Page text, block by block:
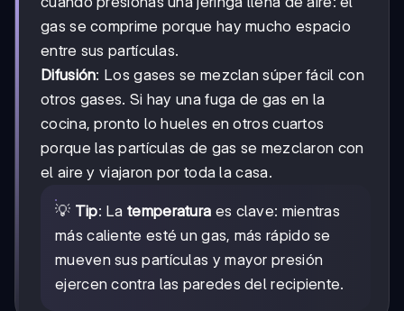
gas se comprime porque hay mucho espacio
entre sus partículas.
Difusión: Los gases se mezclan súper fácil con
otros gases. Si hay una fuga de gas en la
cocina, pronto lo hueles en otros cuartos
porque las partículas de gas se mezclaron con
el aire y viajaron por toda la casa.
💡 Tip: Latemperatura es clave: mientras
más caliente esté un gas, más rápido se
mueven sus partículas y mayor presión
ejercen contra las paredes del recipiente.